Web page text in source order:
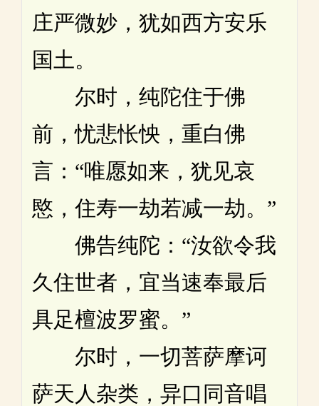
庄严微妙，犹如西方安乐
国土。
尔时，纯陀住于佛
前，忧悲怅怏，重白佛
言：“唯愿如来，犹见哀
愍，住寿一劫若减一劫。”
佛告纯陀：“汝欲令我
久住世者，宜当速奉最后
具足檀波罗蜜。”
尔时，一切菩萨摩诃
萨天人杂类，异口同音唱